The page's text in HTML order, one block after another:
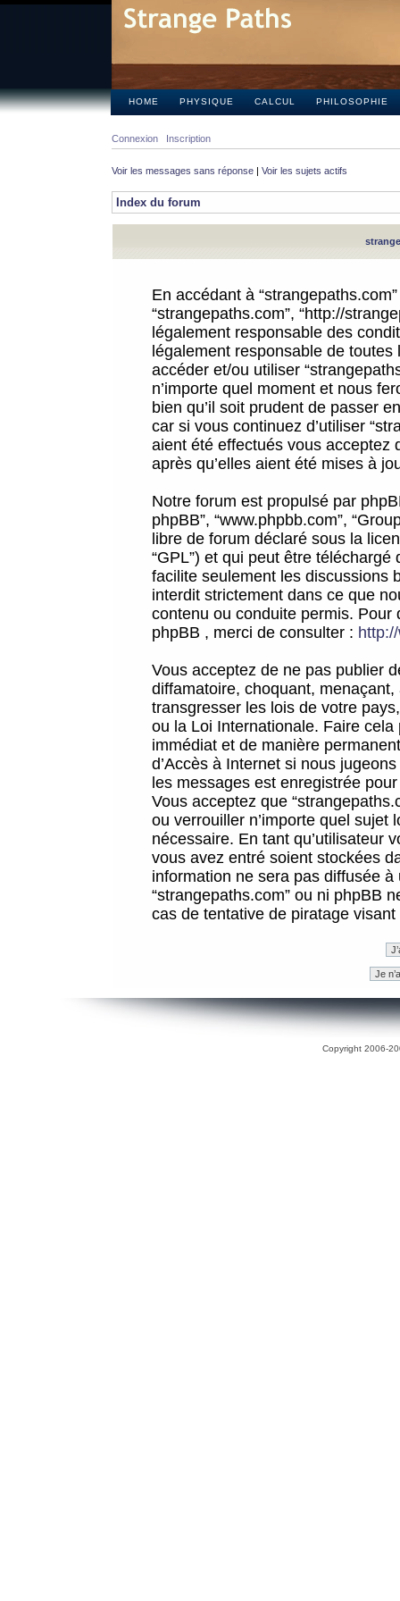
HOME PHYSIQUE CALCUL PHILOSOPHIE
Connexion Inscription
Voir les messages sans réponse | Voir les sujets actifs
Index du forum
En accédant à
“strangepaths.com”, “http://
légalement responsable des
légalement responsable de
accéder et/ou utiliser
n’importe quel moment et nous
bien qu’il soit prudent de passer
car si vous continuez d’utiliser
aient été effectués vous acceptez
après qu’elles aient été mises à
Notre forum est propulsé par
phpBB”, “www.phpbb.com”,
libre de forum déclaré sous la
“GPL”) et qui peut être téléchargé
facilite seulement les discussions
interdit strictement dans ce que
contenu ou conduite permis.
phpBB , merci de consulter :
Vous acceptez de ne pas publier
diffamatoire, choquant,
transgresser les lois de votre
ou la Loi Internationale. Faire
immédiat et de manière
d’Accès à Internet si nous
les messages est enregistrée
Vous acceptez que
ou verrouiller n’importe quel sujet
nécessaire. En tant qu’utilisateur
vous avez entré soient stockées
information ne sera pas diffusée
“strangepaths.com” ou ni phpBB
cas de tentative de piratage
Copyright 2006-